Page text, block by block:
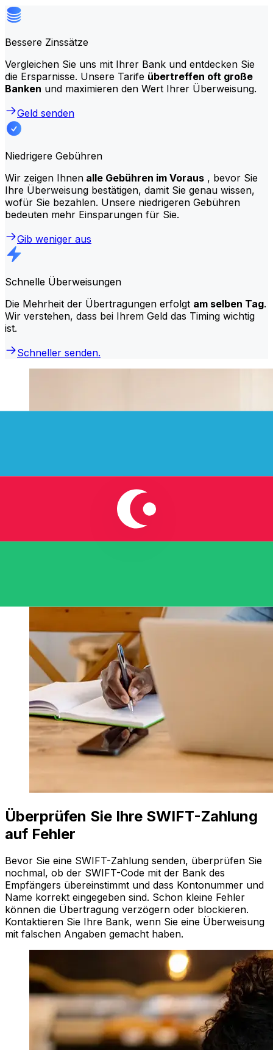
Bessere Zinssätze
Vergleichen Sie uns mit Ihrer Bank und entdecken Sie
die Ersparnisse. Unsere Tarife übertreffen oft große
Banken und maximieren den Wert Ihrer Überweisung.
Geld senden
Niedrigere Gebühren
Wir zeigen Ihnen alle Gebühren im Voraus , bevor Sie
Ihre Überweisung bestätigen, damit Sie genau wissen,
wofür Sie bezahlen. Unsere niedrigeren Gebühren
bedeuten mehr Einsparungen für Sie.
Gib weniger aus
Schnelle Überweisungen
Die Mehrheit der Übertragungen erfolgt am selben Tag.
Wir verstehen, dass bei Ihrem Geld das Timing wichtig
ist.
Schneller senden.
Überprüfen Sie Ihre SWIFT-Zahlung
auf Fehler
Bevor Sie eine SWIFT-Zahlung senden, überprüfen Sie
nochmal, ob der SWIFT-Code mit der Bank des
Empfängers übereinstimmt und dass Kontonummer und
Name korrekt eingegeben sind. Schon kleine Fehler
können die Übertragung verzögern oder blockieren.
Kontaktieren Sie Ihre Bank, wenn Sie eine Überweisung
mit falschen Angaben gemacht haben.